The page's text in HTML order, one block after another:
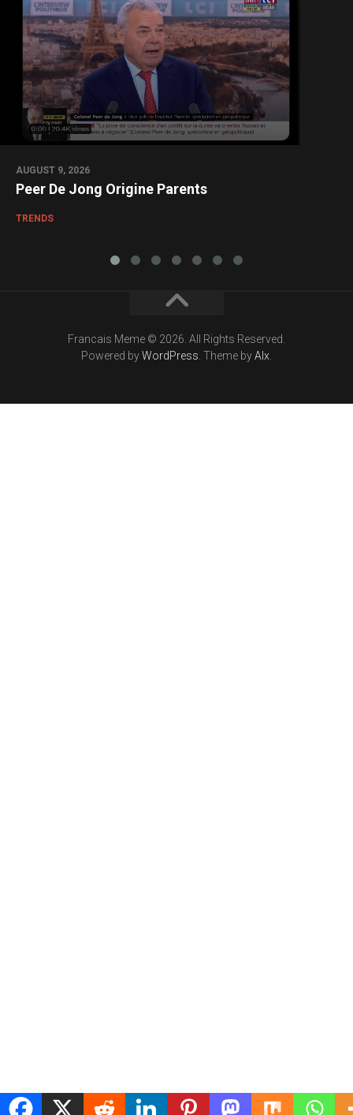
AUGUST 9, 2026
Peer De Jong Origine Parents
TRENDS
Francais Meme © 2026. All Rights Reserved.
Powered byWordPress . Theme byAlx